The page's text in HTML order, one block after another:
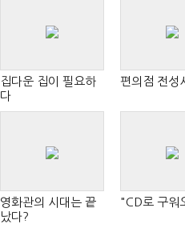
집다운 집이 필요하
다
편의점 전성
영화관의 시대는 끝
났다?
"CD로 구워